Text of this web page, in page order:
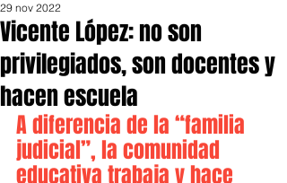
Vicente López: no son
privilegiados, son docentes y
hacen escuela
29 nov 2022
A diferencia de la “familia
judicial”, la comunidad
educativa trabaja y hace